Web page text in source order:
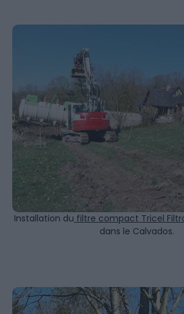
Installation du filtre compact Tricel
dans le Calvados.